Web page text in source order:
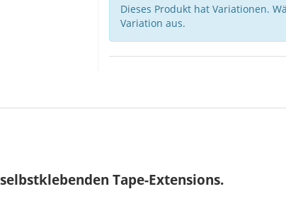
Dieses Produkt hat Variationen.
Variation aus.
Tape-Extensions.